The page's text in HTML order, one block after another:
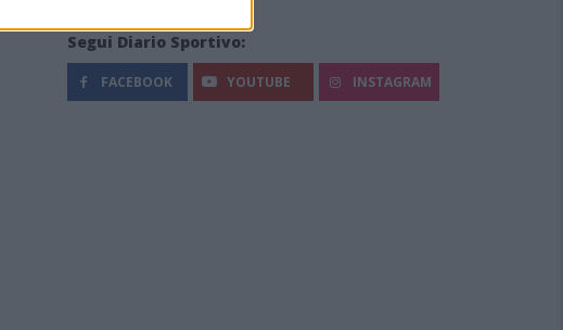
Segui Diario Sportivo:
FACEBOOK YOUTUBE INSTAGRAM